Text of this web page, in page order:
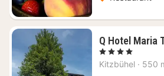
Q Hotel Maria
, 4 Stjerner
Kitzbühel · 550